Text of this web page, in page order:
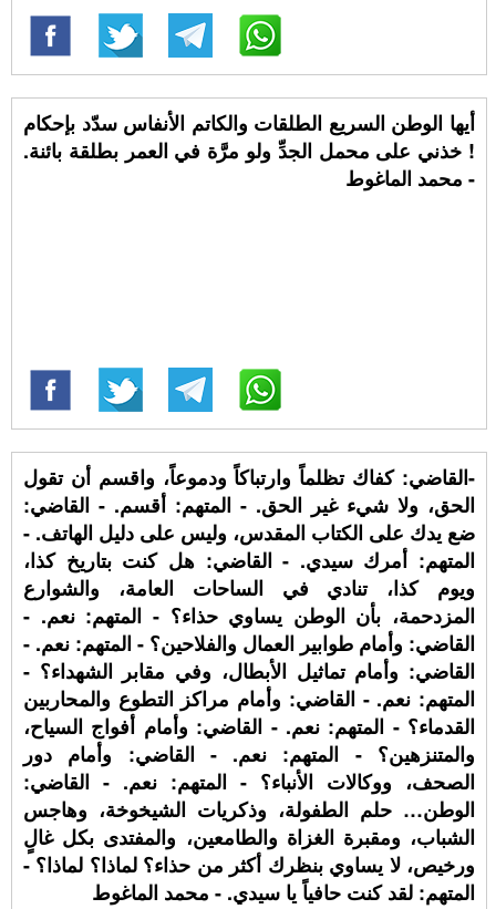
أيها الوطن السريع الطلقات والكاتم الأنفاس سدّد بإحكام
! خذني على محمل الجدِّ ولو مرَّة في العمر بطلقة بائنة.
- محمد الماغوط
-القاضي: كفاك تظلماً وارتباكاً ودموعاً، واقسم أن تقول
الحق، ولا شيء غير الحق. - المتهم: أقسم. - القاضي:
ضع يدك على الكتاب المقدس، وليس على دليل الهاتف. -
المتهم: أمرك سيدي. - القاضي: هل كنت بتاريخ كذا،
ويوم كذا، تنادي في الساحات العامة، والشوارع
المزدحمة، بأن الوطن يساوي حذاء؟ - المتهم: نعم. -
القاضي: وأمام طوابير العمال والفلاحين؟ - المتهم: نعم. -
القاضي: وأمام تماثيل الأبطال، وفي مقابر الشهداء؟ -
المتهم: نعم. - القاضي: وأمام مراكز التطوع والمحاربين
القدماء؟ - المتهم: نعم. - القاضي: وأمام أفواج السياح،
والمتنزهين؟ - المتهم: نعم. - القاضي: وأمام دور
الصحف، ووكالات الأنباء؟ - المتهم: نعم. - القاضي:
الوطن… حلم الطفولة، وذكريات الشيخوخة، وهاجس
الشباب، ومقبرة الغزاة والطامعين، والمفتدى بكل غالٍ
ورخيص، لا يساوي بنظرك أكثر من حذاء؟ لماذا؟ لماذا؟ -
المتهم: لقد كنت حافياً يا سيدي. - محمد الماغوط